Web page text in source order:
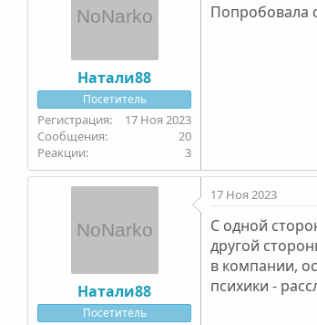
Натали88
Посетитель
17 Ноя 2023
20
3
Попробовала
Натали88
Посетитель
17 Ноя 2023
С одной
другой
в компании,
психики -